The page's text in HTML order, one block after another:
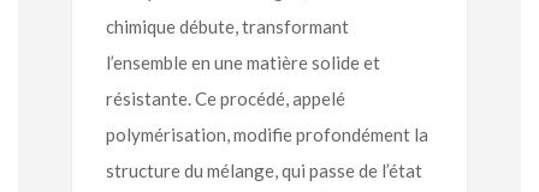
chimique débute, transformant
l’ensemble en une matière solide et
résistante. Ce procédé, appelé
polymérisation, modifie profondément la
structure du mélange, qui passe de l’état